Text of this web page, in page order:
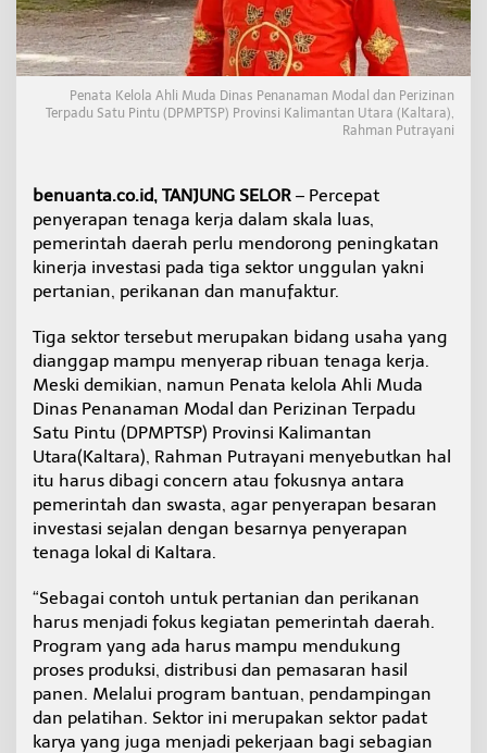
t
a
k
a
n
C
a
L
a
p
a
n
T
e
r
e
s
a
r
a
r
N
i
l
a
i
I
n
Penata Kelola Ahli Muda Dinas Penanaman Modal dan Perizinan
Terpadu Satu Pintu (DPMPTSP) Provinsi Kalimantan Utara (Kaltara),
Rahman Putrayani
benuanta.co.id, TANJUNG SELOR – Percepat
penyerapan tenaga kerja dalam skala luas,
pemerintah daerah perlu mendorong peningkatan
kinerja investasi pada tiga sektor unggulan yakni
pertanian, perikanan dan manufaktur.
Tiga sektor tersebut merupakan bidang usaha yang
dianggap mampu menyerap ribuan tenaga kerja.
Meski demikian, namun Penata kelola Ahli Muda
Dinas Penanaman Modal dan Perizinan Terpadu
Satu Pintu (DPMPTSP) Provinsi Kalimantan
Utara(Kaltara), Rahman Putrayani menyebutkan hal
itu harus dibagi concern atau fokusnya antara
pemerintah dan swasta, agar penyerapan besaran
investasi sejalan dengan besarnya penyerapan
tenaga lokal di Kaltara.
“Sebagai contoh untuk pertanian dan perikanan
harus menjadi fokus kegiatan pemerintah daerah.
Program yang ada harus mampu mendukung
proses produksi, distribusi dan pemasaran hasil
panen. Melalui program bantuan, pendampingan
dan pelatihan. Sektor ini merupakan sektor padat
karya yang juga menjadi pekerjaan bagi sebagian